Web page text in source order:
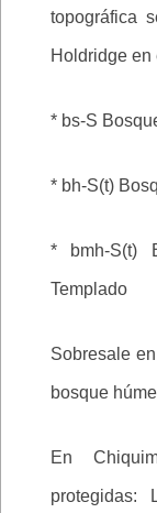
topográfica
Holdridge en
* bs-S
* bh-S(t)
* bmh-S(t)
Templado
Sobresale
bosque
En
protegidas: